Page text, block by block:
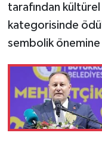
tarafından kültürel
kategorisinde
sembolik